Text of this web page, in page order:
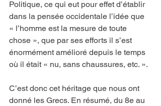
Politique, ce qui eut pour effet d’établir
dans la pensée occidentale l’idée que
« l’homme est la mesure de toute
chose », que par ses efforts il s’est
énormément amélioré depuis le temps
où il était « nu, sans chaussures, etc. ».
C’est donc cet héritage que nous ont
donné les Grecs. En résumé, du 8e au